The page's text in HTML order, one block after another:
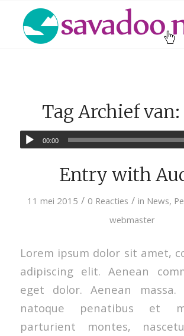
Tag Archief van:
00:00
Entry with
11 mei 2015 / 0 Reacties / in News,
webmaster
Lorem ipsum dolor sit amet,
adipiscing elit. Aenean
eget dolor. Aenean massa.
natoque penatibus et
parturient montes,